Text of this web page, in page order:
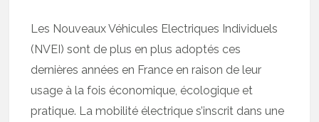
Les Nouveaux Véhicules Electriques Individuels
(NVEI) sont de plus en plus adoptés ces
dernières années en France en raison de leur
usage à la fois économique, écologique et
pratique. La mobilité électrique s’inscrit dans une